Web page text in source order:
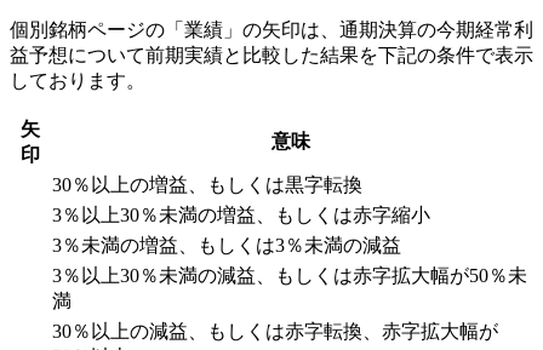
個別銘柄ページの「業績」の矢印は、通期決算の今期経常利
益予想について前期実績と比較した結果を下記の条件で表示
しております。
矢
印
意味
30％以上の増益、もしくは黒字転換
3％以上30％未満の増益、もしくは赤字縮小
3％未満の増益、もしくは3％未満の減益
3％以上30％未満の減益、もしくは赤字拡大幅が50％未
満
30％以上の減益、もしくは赤字転換、赤字拡大幅が